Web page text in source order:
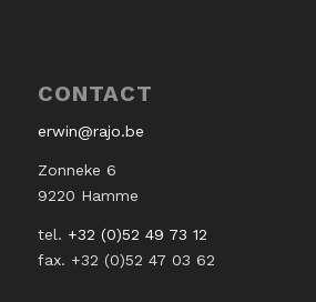
CONTACT
erwin@rajo.be
Zonneke 6
9220 Hamme
tel. +32 (0)52 49 73 12
fax. +32 (0)52 47 03 62